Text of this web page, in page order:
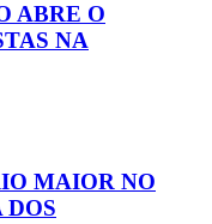
ABRE O
NA
MAIOR NO